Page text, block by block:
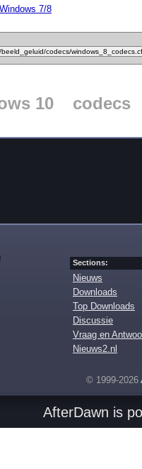
7/8
10 codecs
Sections:
Nieuws
Downloads
Top Downloads
Discussie
Vraag en
Nieuws2.nl
© 1999-2026
AfterDawn is